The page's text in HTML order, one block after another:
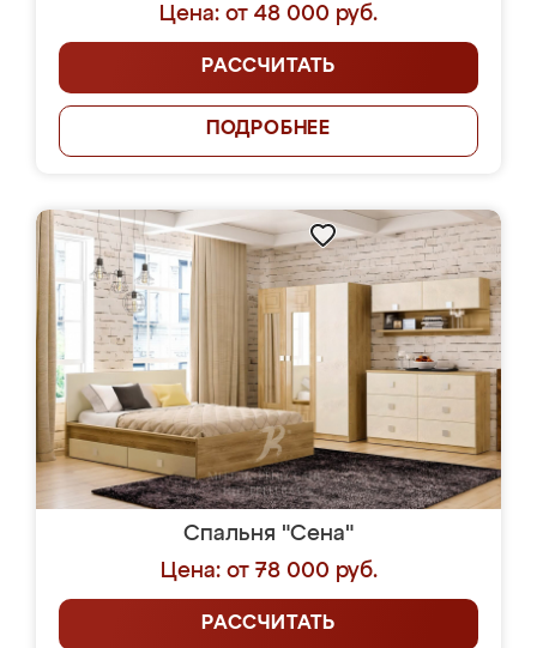
Цена: от 48 000 руб.
РАССЧИТАТЬ
ПОДРОБНЕЕ
Спальня "Сена"
Цена: от 78 000 руб.
РАССЧИТАТЬ